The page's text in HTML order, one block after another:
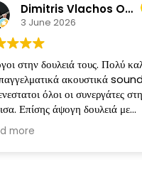
Dimitris Vlachos Official Chanel
3 June 2026
στην δουλειά τους. Πολύ
ακουστικά
όλοι οι συνεργάτες
Επίσης άψογη δουλειά με
βαρηκοΐας. Επεξήγηση σε
την ακοή. Γρήγορο και
more